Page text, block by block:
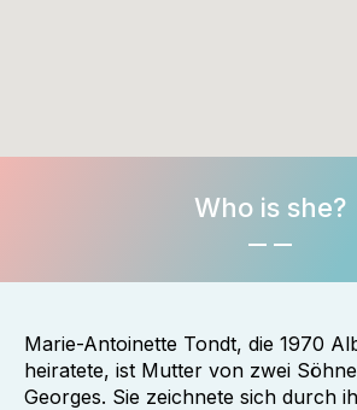
Who is she?
Marie-Antoinette Tondt, die 1970
heiratete, ist Mutter von zwei
Georges. Sie zeichnete sich durch